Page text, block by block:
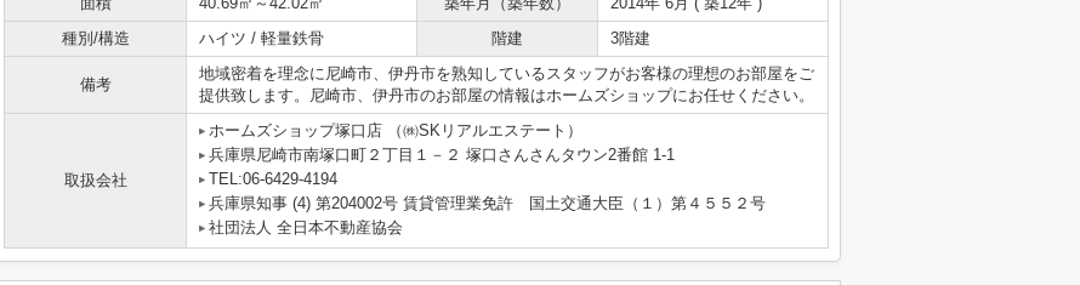
種別/構造
ハイツ / 軽量鉄骨 階建 3階建
備考
地域密着を理念に尼崎市、伊丹市を熟知しているスタッフがお客様の理想のお部屋をご
提供致します。尼崎市、伊丹市のお部屋の情報はホームズショップにお任せください。
取扱会社
ホームズショップ塚口店 （㈱SKリアルエステート）
兵庫県尼崎市南塚口町２丁目１－２ 塚口さんさんタウン2番館 1-1
TEL:06-6429-4194
兵庫県知事 (4) 第204002号 賃貸管理業免許 国土交通大臣（１）第４５５２号
社団法人 全日本不動産協会